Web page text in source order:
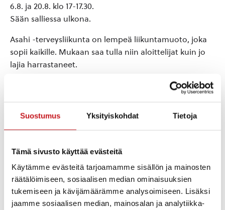
Suostumus Yksityiskohdat Tietoja
Tämä sivusto käyttää evästeitä
Käytämme evästeitä tarjoamamme sisällön ja mainosten
räätälöimiseen, sosiaalisen median ominaisuuksien
tukemiseen ja kävijämäärämme analysoimiseen. Lisäksi
jaamme sosiaalisen median, mainosalan ja analytiikka-
6.8. ja 20.8. klo 17-17.30.
Sään salliessa ulkona.
Asahi -terveysliikunta on lempeä liikuntamuoto, joka
sopii kaikille. Mukaan saa tulla niin aloittelijat kuin jo
lajia harrastaneet.
Tervetula mukaan!
Lisää kalenteriin